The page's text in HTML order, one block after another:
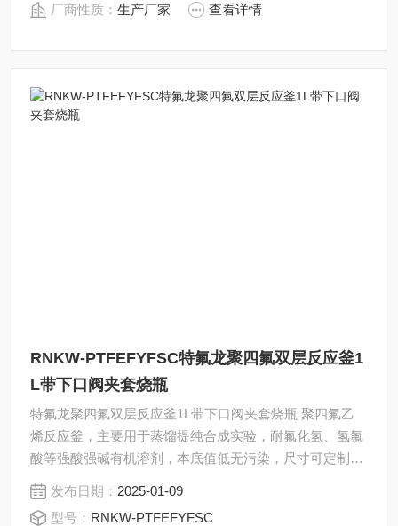
厂商性质：生产厂家 查看详情
RNKW-PTFEFYFSC特氟龙聚四氟双层反应釜1
L带下口阀夹套烧瓶
特氟龙聚四氟双层反应釜1L带下口阀夹套烧瓶 聚四氟乙
烯反应釜，主要用于蒸馏提纯合成实验，耐氟化氢、氢氟
酸等强酸强碱有机溶剂，本底值低无污染，尺寸可定制，
也可以做成双层反应釜，根据需求增加接头，下口阀等配
件，耐受一定压力。
发布日期： 2025-01-09
型号： RNKW-PTFEFYFSC